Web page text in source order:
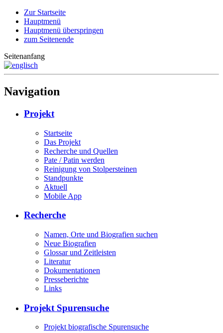
Zur Startseite
Hauptmenü
Hauptmenü überspringen
zum Seitenende
Seitenanfang
Navigation
Projekt
Startseite
Das Projekt
Recherche und Quellen
Pate / Patin werden
Reinigung von Stolpersteinen
Standpunkte
Aktuell
Mobile App
Recherche
Namen, Orte und Biografien suchen
Neue Biografien
Glossar und Zeitleisten
Literatur
Dokumentationen
Presseberichte
Links
Projekt Spurensuche
Projekt biografische Spurensuche